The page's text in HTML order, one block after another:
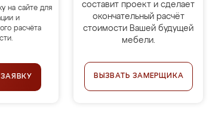
на сайте для
и
расчёта
составит проект и сделает
окончательный расчёт
стоимости Вашей будущей
мебели.
ВЫЗВАТЬ ЗАМЕРЩИКА